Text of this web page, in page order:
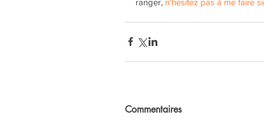
Commentaires